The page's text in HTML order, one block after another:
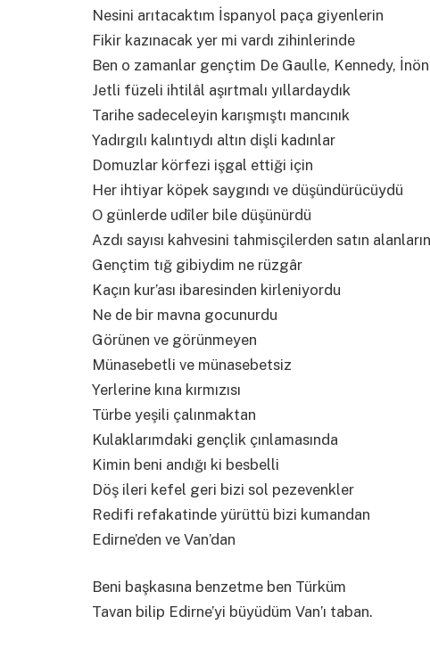
Nesini arıtacaktım İspanyol paça giyenlerin
Fikir kazınacak yer mi vardı zihinlerinde
Ben o zamanlar gençtim De Gaulle, Kennedy,
Jetli füzeli ihtilâl aşırtmalı yıllardaydık
Tarihe sadeceleyin karışmıştı mancınık
Yadırgılı kalıntıydı altın dişli kadınlar
Domuzlar körfezi işgal ettiği için
Her ihtiyar köpek saygındı ve düşündürücüydü
O günlerde udîler bile düşünürdü
Azdı sayısı kahvesini tahmisçilerden satın alanların
Gençtim tığ gibiydim ne rüzgâr
Kaçın kur’ası ibaresinden kirleniyordu
Ne de bir mavna gocunurdu
Görünen ve görünmeyen
Münasebetli ve münasebetsiz
Yerlerine kına kırmızısı
Türbe yeşili çalınmaktan
Kulaklarımdaki gençlik çınlamasında
Kimin beni andığı ki besbelli
Döş ileri kefel geri bizi sol pezevenkler
Redifi refakatinde yürüttü bizi kumandan
Edirne’den ve Van’dan
Beni başkasına benzetme ben Türküm
Tavan bilip Edirne’yi büyüdüm Van’ı taban.